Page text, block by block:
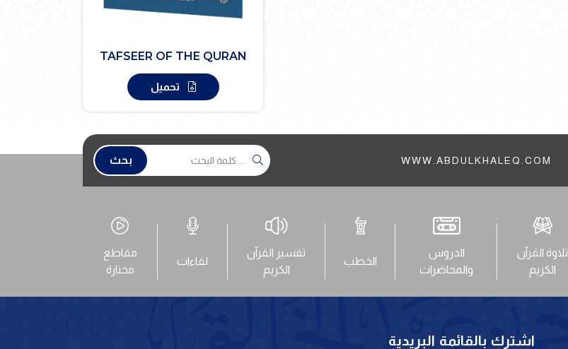
TAFSEER OF THE QURAN
تحميل
WWW.ABDULKHALEQ.COM بحث
تلاوة القرآن
الكريم
الدروس
والمحاضرات
الخطب
تفسير القرآن
الكريم
لقاءات
مقاطع
مختارة
اشترك بالقائمة البريدية